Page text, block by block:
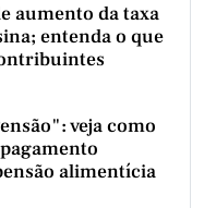
aumento da taxa
entenda o que
veja como
alimentícia